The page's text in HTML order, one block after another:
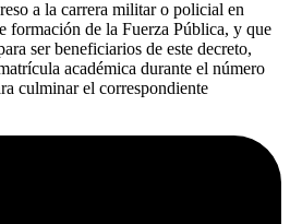
a la carrera militar o policial en
formación de la Fuerza Pública, y que
ser beneficiarios de este decreto,
académica durante el número
culminar el correspondiente